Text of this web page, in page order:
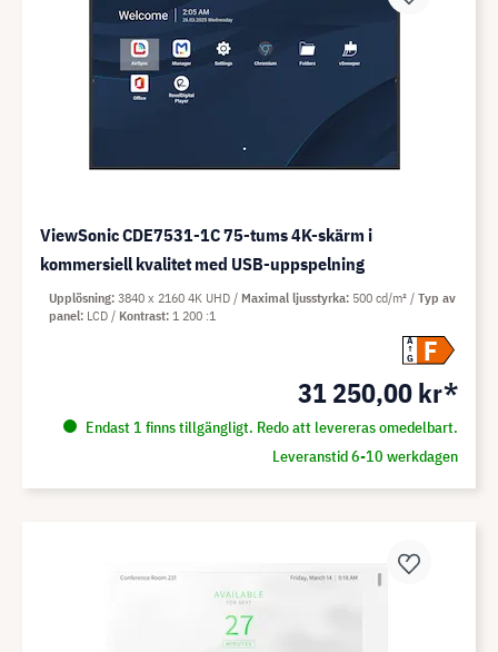
ViewSonic CDE7531-1C 75-tums 4K-skärm i
kommersiell kvalitet med USB-uppspelning
A
G
F
31 250,00 kr*
Endast 1 finns tillgängligt. Redo att levereras omedelbart.
Leveranstid 6-10 werkdagen
Upplösning 3840 x 2160 4K UHD Maximal ljusstyrka 500 cd/m²
Typ av
panel LCD Kontrast 1 200 :1